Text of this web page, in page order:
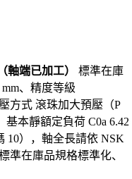
軸端已加工）
標準在庫
、精度等級
方式 滾珠加大預壓（P
本靜額定負荷 C0a 6.42
10），軸全長請依 NSK
準在庫品規格標準化、